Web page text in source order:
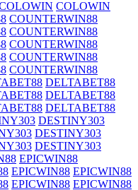
COLOWIN
COUNTERWIN88
COUNTERWIN88
COUNTERWIN88
COUNTERWIN88
COUNTERWIN88
DELTABET88
DELTABET88
DELTABET88
DESTINY303
DESTINY303
DESTINY303
EPICWIN88
EPICWIN88 EPICWIN88
EPICWIN88 EPICWIN88